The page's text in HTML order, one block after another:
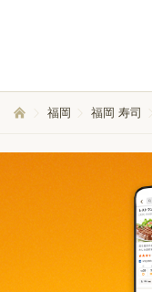
福岡 福岡 寿司